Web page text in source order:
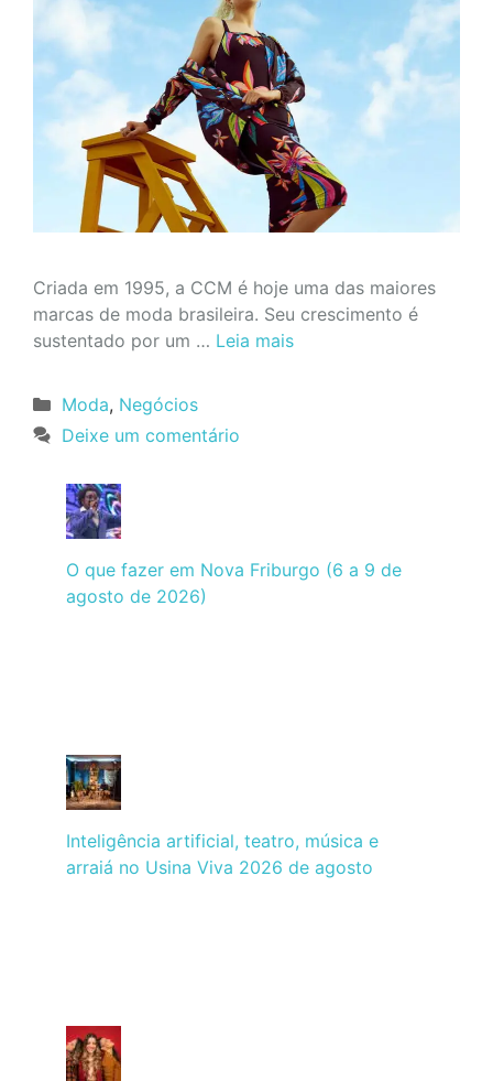
Criada em 1995, a CCM é hoje uma das maiores
marcas de moda brasileira. Seu crescimento é
sustentado por um … Leia mais
Categorias
Moda, Negócios
Deixe um comentário
O que fazer em Nova Friburgo (6 a 9 de
agosto de 2026)
Inteligência artificial, teatro, música e
arraiá no Usina Viva 2026 de agosto